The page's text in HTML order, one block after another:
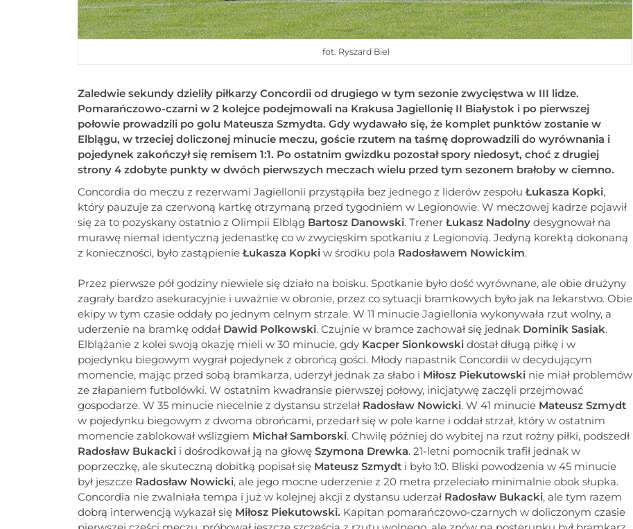
fot. Ryszard Biel
Zaledwie sekundy dzieliły piłkarzy Concordii od drugiego w tym sezonie zwycięstwa w III lidze.
Pomarańczowo-czarni w 2 kolejce podejmowali na Krakusa Jagiellonię II Białystok i po pierwszej
połowie prowadzili po golu Mateusza Szmydta. Gdy wydawało się, że komplet punktów zostanie w
Elblągu, w trzeciej doliczonej minucie meczu, goście rzutem na taśmę doprowadzili do wyrównania i
pojedynek zakończył się remisem 1:1. Po ostatnim gwizdku pozostał spory niedosyt, choć z drugiej
strony 4 zdobyte punkty w dwóch pierwszych meczach wielu przed tym sezonem brałoby w ciemno.
Concordia do meczu z rezerwami Jagiellonii przystąpiła bez jednego z liderów zespołu Łukasza Kopki,
który pauzuje za czerwoną kartkę otrzymaną przed tygodniem w Legionowie. W meczowej kadrze pojawił
się za to pozyskany ostatnio z Olimpii Elbląg Bartosz Danowski. Trener Łukasz Nadolny desygnował na
murawę niemal identyczną jedenastkę co w zwycięskim spotkaniu z Legionovią. Jedyną korektą dokonaną
z konieczności, było zastąpienie Łukasza Kopki w środku pola Radosławem Nowickim.
Przez pierwsze pół godziny niewiele się działo na boisku. Spotkanie było dość wyrównane, ale obie drużyny
zagrały bardzo asekuracyjnie i uważnie w obronie, przez co sytuacji bramkowych było jak na lekarstwo. Obie
ekipy w tym czasie oddały po jednym celnym strzale. W 11 minucie Jagiellonia wykonywała rzut wolny, a
uderzenie na bramkę oddał Dawid Polkowski. Czujnie w bramce zachował się jednak Dominik Sasiak.
Elblążanie z kolei swoją okazję mieli w 30 minucie, gdy Kacper Sionkowski dostał długą piłkę i w
pojedynku biegowym wygrał pojedynek z obrońcą gości. Młody napastnik Concordii w decydującym
momencie, mając przed sobą bramkarza, uderzył jednak za słabo i Miłosz Piekutowski nie miał problemów
ze złapaniem futbolówki. W ostatnim kwadransie pierwszej połowy, inicjatywę zaczęli przejmować
gospodarze. W 35 minucie niecelnie z dystansu strzelał Radosław Nowicki. W 41 minucie Mateusz Szmydt
w pojedynku biegowym z dwoma obrońcami, przedarł się w pole karne i oddał strzał, który w ostatnim
momencie zablokował wślizgiem Michał Samborski. Chwilę później do wybitej na rzut rożny piłki, podszedł
Radosław Bukacki i dośrodkował ją na głowę Szymona Drewka. 21-letni pomocnik trafił jednak w
poprzeczkę, ale skuteczną dobitką popisał się Mateusz Szmydt i było 1:0. Bliski powodzenia w 45 minucie
był jeszcze Radosław Nowicki, ale jego mocne uderzenie z 20 metra przeleciało minimalnie obok słupka.
Concordia nie zwalniała tempa i już w kolejnej akcji z dystansu uderzał Radosław Bukacki, ale tym razem
dobrą interwencją wykazał się Miłosz Piekutowski. Kapitan pomarańczowo-czarnych w doliczonym czasie